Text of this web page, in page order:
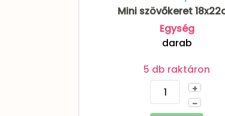
Mini szövőkeret
Egység
darab
5 db raktáron
+
–